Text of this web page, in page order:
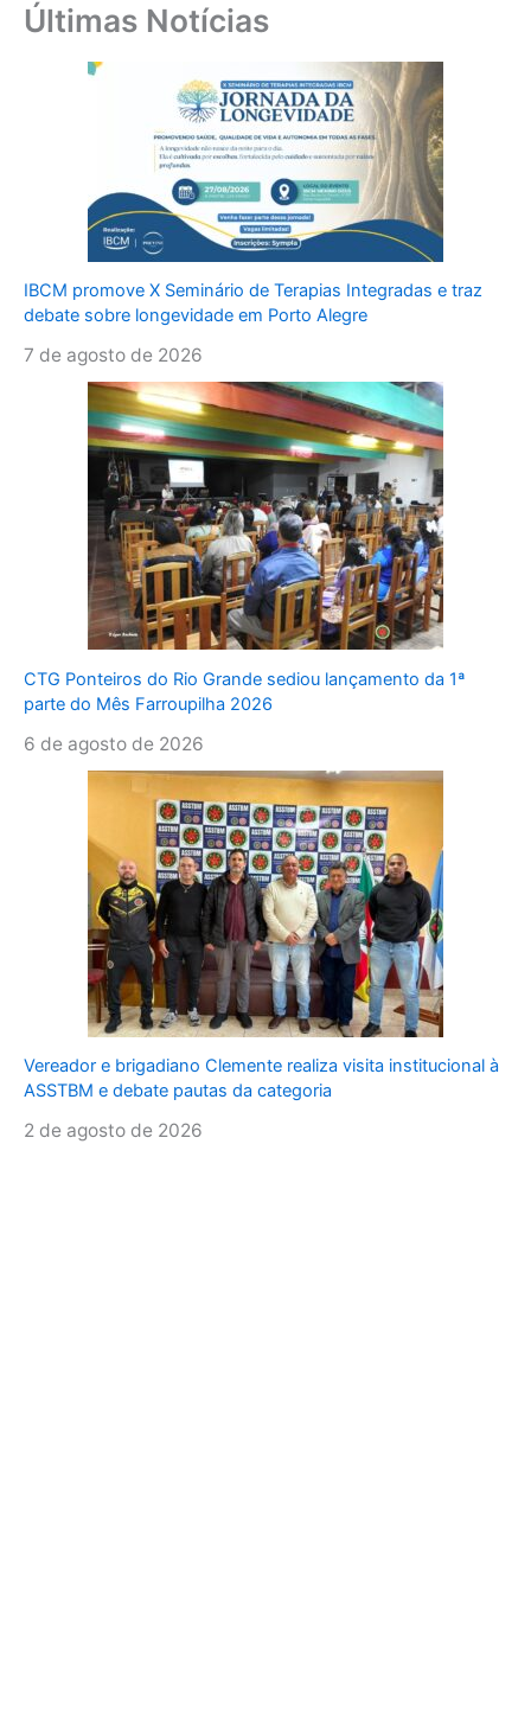
Últimas Notícias
IBCM promove X Seminário de Terapias Integradas e traz
debate sobre longevidade em Porto Alegre
7 de agosto de 2026
CTG Ponteiros do Rio Grande sediou lançamento da 1ª
parte do Mês Farroupilha 2026
6 de agosto de 2026
Vereador e brigadiano Clemente realiza visita institucional à
ASSTBM e debate pautas da categoria
2 de agosto de 2026